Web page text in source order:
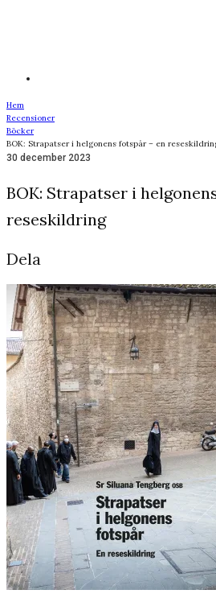
Hem
Recensioner
Böcker
BOK: Strapatser i helgonens fotspår – en
30 december 2023
BOK: Strapatser i
reseskildring
Dela